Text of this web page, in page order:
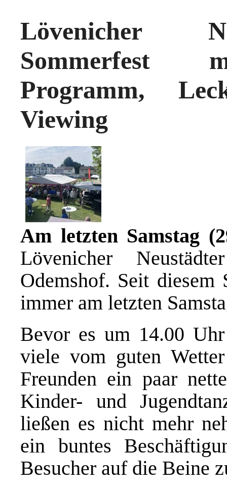
Lövenicher
Sommerfest
Programm,
Viewing
Am letzten Samstag
Lövenicher
Odemshof. Seit diesem
immer am letzten
Bevor es um 14.00
viele vom guten
Freunden ein paar
Kinder- und
ließen es nicht mehr
ein buntes
Besucher auf die Beine